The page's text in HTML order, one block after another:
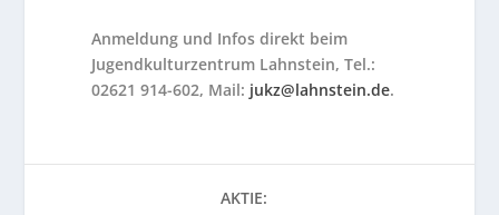
Anmeldung und Infos direkt beim
Jugendkulturzentrum Lahnstein, Tel.:
02621 914-602, Mail: jukz@lahnstein.de.
AKTIE: